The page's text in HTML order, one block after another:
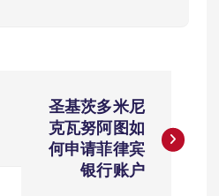
圣基茨多米尼
克瓦努阿图如
何申请菲律宾
银行账户